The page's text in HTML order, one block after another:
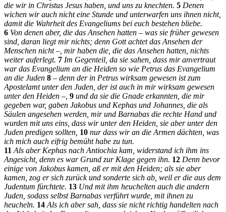
die wir in Christus Jesus haben, und uns zu knechten. 5 Denen
wichen wir auch nicht eine Stunde und unterwarfen uns ihnen nicht,
damit die Wahrheit des Evangeliums bei euch bestehen bliebe.
6 Von denen aber, die das Ansehen hatten – was sie früher gewesen
sind, daran liegt mir nichts; denn Gott achtet das Ansehen der
Menschen nicht –, mir haben die, die das Ansehen hatten, nichts
weiter auferlegt. 7 Im Gegenteil, da sie sahen, dass mir anvertraut
war das Evangelium an die Heiden so wie Petrus das Evangelium
an die Juden 8 – denn der in Petrus wirksam gewesen ist zum
Apostelamt unter den Juden, der ist auch in mir wirksam gewesen
unter den Heiden –, 9 und da sie die Gnade erkannten, die mir
gegeben war, gaben Jakobus und Kephas und Johannes, die als
Säulen angesehen werden, mir und Barnabas die rechte Hand und
wurden mit uns eins, dass wir unter den Heiden, sie aber unter den
Juden predigen sollten, 10 nur dass wir an die Armen dächten, was
ich mich auch eifrig bemüht habe zu tun.
11 Als aber Kephas nach Antiochia kam, widerstand ich ihm ins
Angesicht, denn es war Grund zur Klage gegen ihn. 12 Denn bevor
einige von Jakobus kamen, aß er mit den Heiden; als sie aber
kamen, zog er sich zurück und sonderte sich ab, weil er die aus dem
Judentum fürchtete. 13 Und mit ihm heuchelten auch die andern
Juden, sodass selbst Barnabas verführt wurde, mit ihnen zu
heucheln. 14 Als ich aber sah, dass sie nicht richtig handelten nach